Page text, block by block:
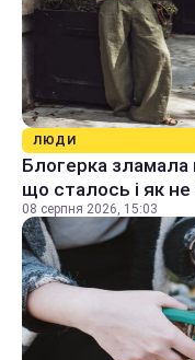
ЛЮДИ
Блогерка зламала
що сталось і як не
08 серпня 2026, 15:03